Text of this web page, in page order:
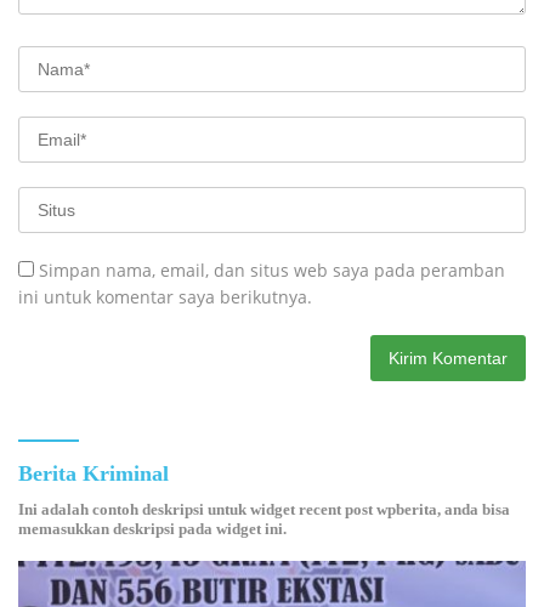
Simpan nama, email, dan situs web saya pada peramban
ini untuk komentar saya berikutnya.
Berita Kriminal
Ini adalah contoh deskripsi untuk widget recent post wpberita, anda bisa
memasukkan deskripsi pada widget ini.